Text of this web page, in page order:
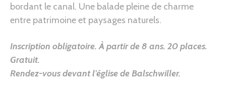
bordant le canal. Une balade pleine de charme
entre patrimoine et paysages naturels.
Inscription obligatoire. À partir de 8 ans. 20 places.
Gratuit.
Rendez-vous devant l’église de Balschwiller.